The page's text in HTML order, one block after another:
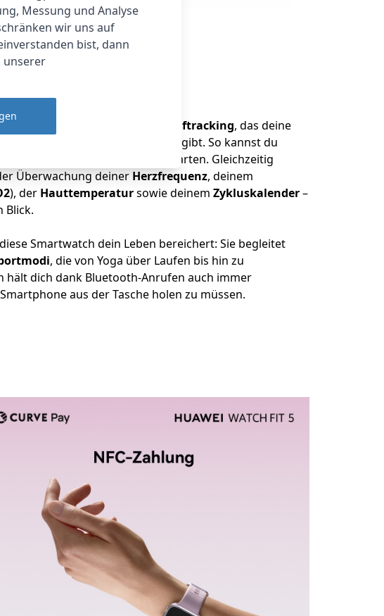
du von einem präzisen Schlaftracking, das deine
Einblicke in deine Erholung gibt. So kannst du
jeden Tag mit voller Power starten. Gleichzeitig
Überwachung deiner Herzfrequenz, deinem
), der Hauttemperatursowie deinem Zykluskalender–
Blick.
Smartwatch dein Leben bereichert: Sie begleitet
, die von Yoga über Laufen bis hin zu
hält dich dank Bluetooth-Anrufen auch immer
aus der Tasche holen zu müssen.
Messung und Analyse
wir uns auf
bist, dann
unserer